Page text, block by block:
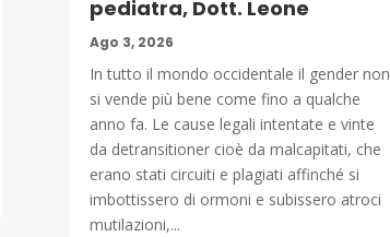
pediatra, Dott. Leone
Ago 3, 2026
In tutto il mondo occidentale il gender non
si vende più bene come fino a qualche
anno fa. Le cause legali intentate e vinte
da detransitioner cioè da malcapitati, che
erano stati circuiti e plagiati affinché si
imbottissero di ormoni e subissero atroci
mutilazioni,...